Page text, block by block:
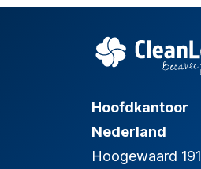
Hoofdkantoor
Nederland
Hoogewaard 191